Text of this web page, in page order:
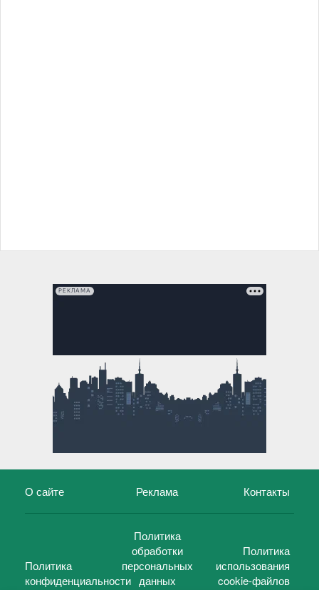
РЕКЛАМА
О сайте Реклама Контакты
Политика
конфиденциальности
Политика
обработки
персональных
данных
Политика
использования
cookie-файлов